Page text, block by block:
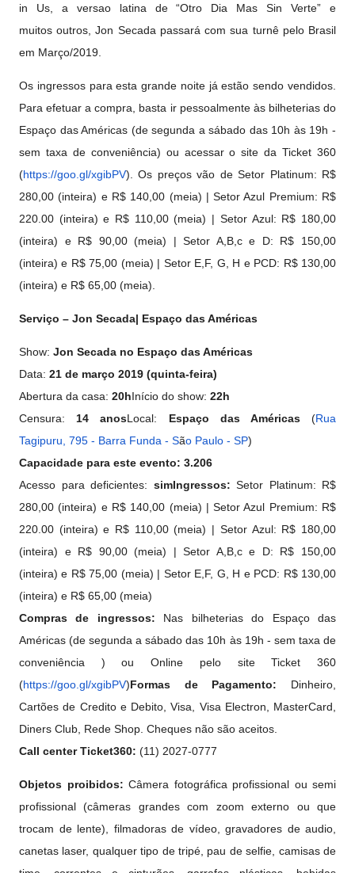
in Us, a versao latina de “Otro Dia Mas Sin Verte” e
muitos outros, Jon Secada passará com sua turnê pelo Brasil
em Março/2019.
Os ingressos para esta grande noite já estão sendo vendidos.
Para efetuar a compra, basta ir pessoalmente às bilheterias do
Espaço das Américas (de segunda a sábado das 10h às 19h -
sem taxa de conveniência) ou acessar o site da Ticket 360
(https://goo.gl/xgibPV). Os preços vão de Setor Platinum: R$
280,00 (inteira) e R$ 140,00 (meia) | Setor Azul Premium: R$
220.00 (inteira) e R$ 110,00 (meia) | Setor Azul: R$ 180,00
(inteira) e R$ 90,00 (meia) | Setor A,B,c e D: R$ 150,00
(inteira) e R$ 75,00 (meia) | Setor E,F, G, H e PCD: R$ 130,00
(inteira) e R$ 65,00 (meia).
Serviço – Jon Secada| Espaço das Américas
Show: Jon Secada no Espaço das Américas
Data: 21 de março 2019 (quinta-feira)
Abertura da casa: 20hInício do show: 22h
Censura: 14 anosLocal: Espaço das Américas(Rua
Tagipuru, 795 - Barra Funda - São Paulo - SP)
Capacidade para este evento: 3.206
Acesso para deficientes: simIngressos: Setor Platinum: R$
280,00 (inteira) e R$ 140,00 (meia) | Setor Azul Premium: R$
220.00 (inteira) e R$ 110,00 (meia) | Setor Azul: R$ 180,00
(inteira) e R$ 90,00 (meia) | Setor A,B,c e D: R$ 150,00
(inteira) e R$ 75,00 (meia) | Setor E,F, G, H e PCD: R$ 130,00
(inteira) e R$ 65,00 (meia)
Compras de ingressos:
Nas bilheterias do Espaço das
Américas (de segunda a sábado das 10h às 19h - sem taxa de
conveniência ) ou Online pelo site Ticket 360
(https://goo.gl/xgibPV)Formas de Pagamento:
Dinheiro,
Cartões de Credito e Debito, Visa, Visa Electron, MasterCard,
Diners Club, Rede Shop. Cheques não são aceitos.
Call center Ticket360: (11) 2027-0777
Objetos proibidos: Câmera fotográfica profissional ou semi
profissional (câmeras grandes com zoom externo ou que
trocam de lente), filmadoras de vídeo, gravadores de audio,
canetas laser, qualquer tipo de tripé, pau de selfie, camisas de